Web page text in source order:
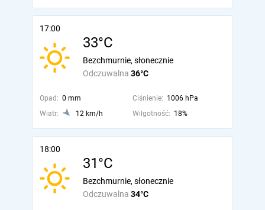
17:00
33°C
Odczuwalna 36°C
Bezchmurnie, słonecznie
Opad: 0 mm Ciśnienie: 1006 hPa
Wiatr:
12 km/h Wilgotność: 18%
18:00
31°C
Odczuwalna 34°C
Bezchmurnie, słonecznie